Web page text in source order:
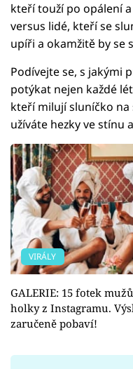
kteří touží po opálení a
versus lidé, kteří se
upíři a okamžitě by se
Podívejte se, s jakými
potýkat nejen každé
kteří milují sluníčko na
užíváte hezky ve stínu
VIRÁLY
GALERIE: 15 fotek
holky z Instagramu.
zaručeně pobaví!